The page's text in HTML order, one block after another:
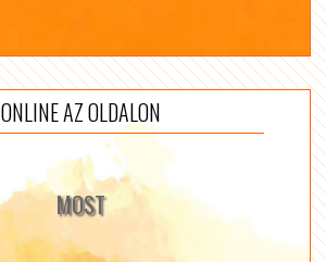
ONLINE AZ OLDALON
MOST